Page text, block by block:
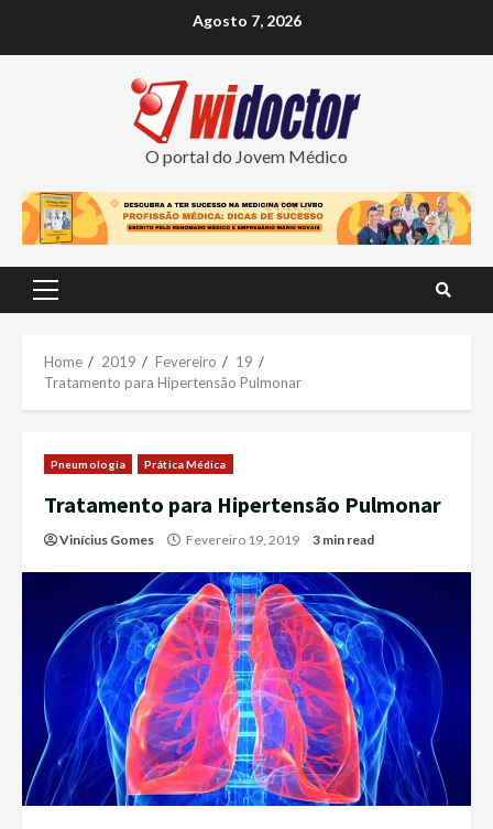
Agosto 7, 2026
O portal do Jovem Médico
Primary
Home 2019 Fevereiro
19
Tratamento para Hipertensão Pulmonar
Pneumologia Prática Médica
Tratamento para Hipertensão Pulmonar
Vinícius Gomes Fevereiro 19, 2019 3 min read